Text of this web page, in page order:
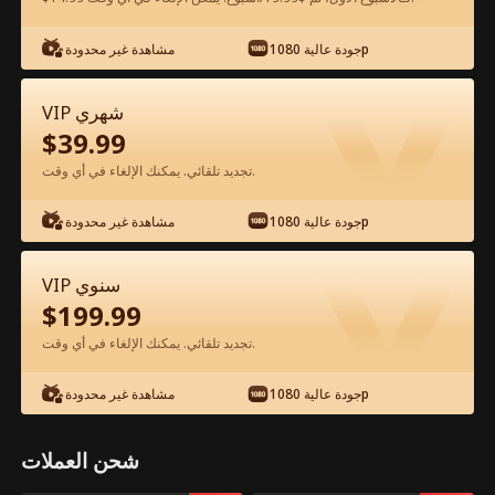
شاهد مجانًا في التطبيق
الحلقة 80 - عائد إلى الماضي: مدلل من
أخواتي السبع الفيلم كامل
1-50 51-90
80 81 82 83 84
مشاهدة غير محدودة جودة عالية 1080p
VIP شهري
$39.99
تجديد تلقائي. يمكنك الإلغاء في أي وقت.
مشاهدة غير محدودة جودة عالية 1080p
VIP سنوي
$199.99
تجديد تلقائي. يمكنك الإلغاء في أي وقت.
مشاهدة غير محدودة جودة عالية 1080p
شحن العملات